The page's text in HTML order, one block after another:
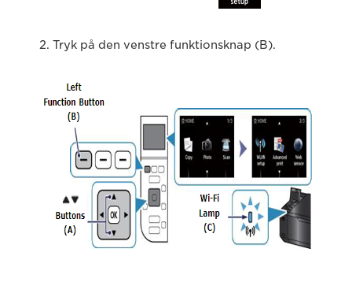
2. Tryk på den venstre funktionsknap (B).